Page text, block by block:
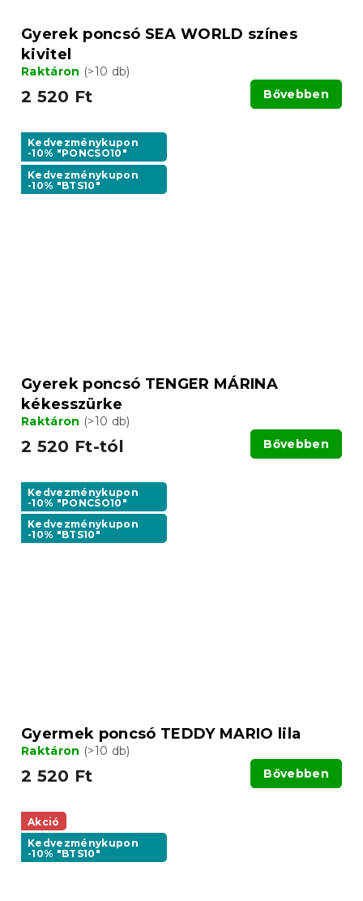
Gyerek poncsó SEA WORLD színes
kivitel
Raktáron (>10 db)
2 520 Ft Bővebben
Kedvezménykupon
-10% "PONCSO10"
Kedvezménykupon
-10% "BTS10"
Gyerek poncsó TENGER MÁRINA
kékesszürke
Raktáron (>10 db)
2 520 Ft-tól Bővebben
Kedvezménykupon
-10% "PONCSO10"
Kedvezménykupon
-10% "BTS10"
Gyermek poncsó TEDDY MARIO lila
Raktáron (>10 db)
2 520 Ft Bővebben
Akció
Kedvezménykupon
-10% "BTS10"